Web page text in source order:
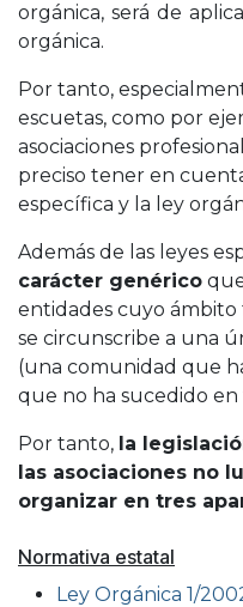
orgánica, será de
orgánica.
Por tanto,
escuetas, como por
asociaciones
preciso tener en
específica y la ley
Además de las leyes
carácter genérico
entidades cuyo
se circunscribe a una
(una comunidad que
que no ha sucedido en
Por tanto, la
las asociaciones no
organizar en tres
Normativa estatal
Ley Orgánica 1/